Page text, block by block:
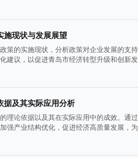
施现状与发展展望
策的实施现状，分析政策对企业发展的支
建议，以促进青岛市经济转型升级和创新
据及其实际应用分析
理论依据以及其在实际应用中的成效。通
强产业结构优化，促进经济高质量发展，